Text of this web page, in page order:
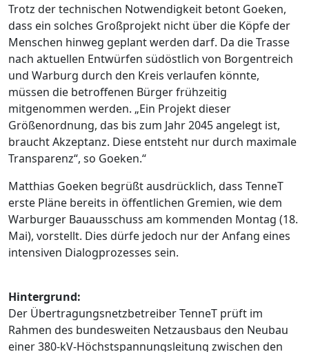
Trotz der technischen Notwendigkeit betont Goeken,
dass ein solches Großprojekt nicht über die Köpfe der
Menschen hinweg geplant werden darf. Da die Trasse
nach aktuellen Entwürfen südöstlich von Borgentreich
und Warburg durch den Kreis verlaufen könnte,
müssen die betroffenen Bürger frühzeitig
mitgenommen werden. „Ein Projekt dieser
Größenordnung, das bis zum Jahr 2045 angelegt ist,
braucht Akzeptanz. Diese entsteht nur durch maximale
Transparenz“, so Goeken.“
Matthias Goeken begrüßt ausdrücklich, dass TenneT
erste Pläne bereits in öffentlichen Gremien, wie dem
Warburger Bauausschuss am kommenden Montag (18.
Mai), vorstellt. Dies dürfe jedoch nur der Anfang eines
intensiven Dialogprozesses sein.
Hintergrund:
Der Übertragungsnetzbetreiber TenneT prüft im
Rahmen des bundesweiten Netzausbaus den Neubau
einer 380-kV-Höchstspannungsleitung zwischen den